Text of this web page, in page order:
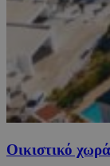
Οικιστικό